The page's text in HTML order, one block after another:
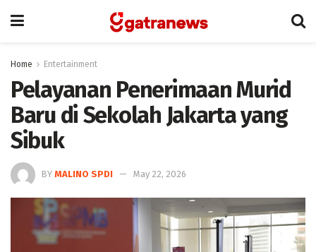
Home Entertainment
Pelayanan Penerimaan Murid
Baru di Sekolah Jakarta yang
Sibuk
BY MALINO SPDI May 22, 2026